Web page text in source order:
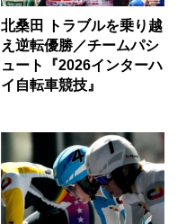
北桑田 トラブルを乗り越
え逆転優勝／チームパシ
ュート『2026インターハ
イ自転車競技』